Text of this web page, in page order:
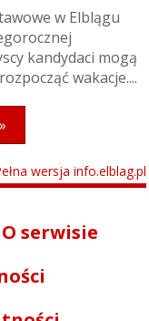
w Elblągu
kandydaci mogą
wakacje....
wersja info.elblag.pl
O serwisie